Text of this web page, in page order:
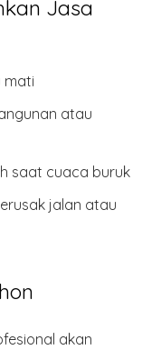
Jasa
mati
atau
saat cuaca buruk
jalan atau
akan